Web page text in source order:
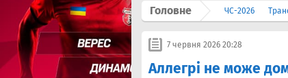
Головне ЧС-2026
7 червня 2026 20:28
Аллегрі не може